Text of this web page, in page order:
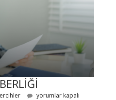
yorumlar kapalı